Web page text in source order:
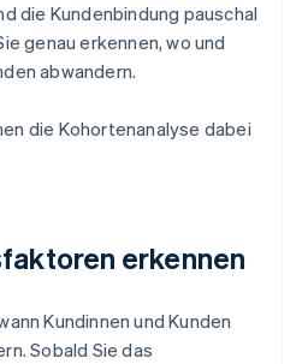
die Kundenbindung pauschal
genau erkennen, wo und
abwandern.
die Kohortenanalyse dabei
erkennen
Kundinnen und Kunden
Sobald Sie das